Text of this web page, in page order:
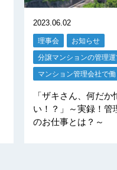
2023.06.02
理事会 お知らせ
分譲マンションの管理運
マンション管理会社で働
「ザキさん、何だか
い！？」～実録！管
のお仕事とは？～